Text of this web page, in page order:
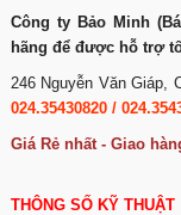
Công ty Bảo Minh
hãng để được hỗ trợ
246 Nguyễn Văn Giáp,
024.35430820 /
Giá Rẻ nhất - Giao
THÔNG SỐ KỸ THUẬT